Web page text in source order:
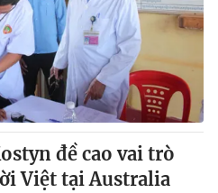
đề cao vai trò
Việt tại Australia